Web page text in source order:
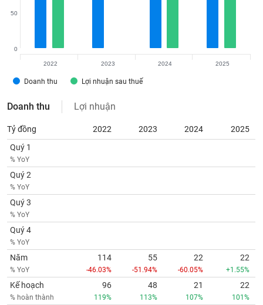
Doanh thu Lợi nhuận sau thuế
0
50
2022 2023 2024 2025
Doanh thu Lợi nhuận
Tỷ đồng 2022 2023 2024
2025
Quý 1
% YoY
Quý 2
% YoY
Quý 3
% YoY
Quý 4
% YoY
Năm
% YoY
114
-46.03%
55
-51.94%
22
-60.05%
22
+1.55%
Kế hoạch
% hoàn thành
96
119%
48
113%
21
107%
22
101%